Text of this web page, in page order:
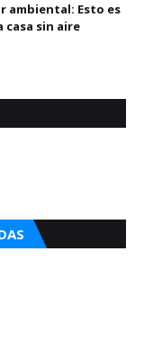
ambiental: Esto es
sin aire